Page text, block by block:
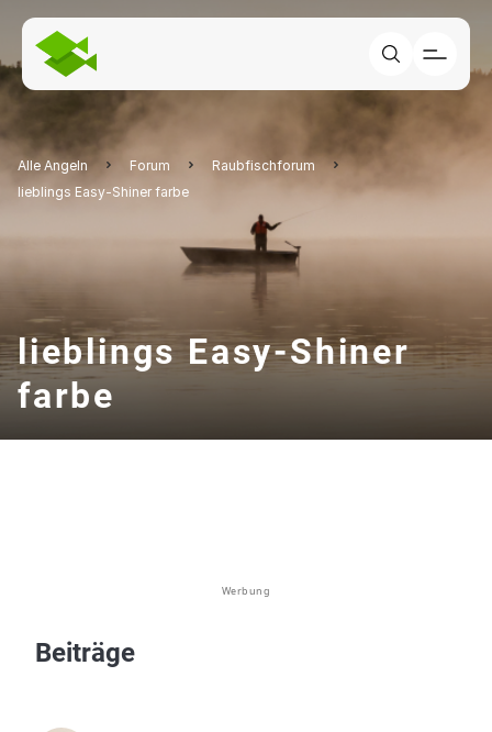
Alle Angeln Forum
Raubfischforum
lieblings Easy-Shiner farbe
lieblings Easy-Shiner
farbe
Werbung
Beiträge